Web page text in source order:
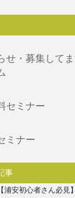
せ・募集して
セミナー
ミナー
事
【浦安初心者さん必